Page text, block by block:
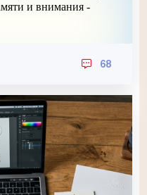
и внимания -
68